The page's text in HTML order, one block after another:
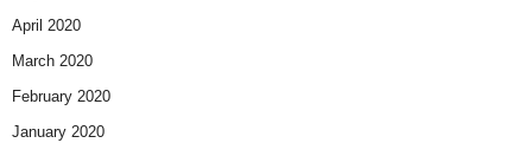
April 2020
March 2020
February 2020
January 2020